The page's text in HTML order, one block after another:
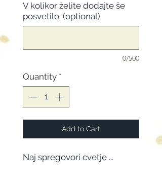
V kolikor želite dodajte še
posvetilo. (optional)
0/500
Quantity *
Add to Cart
Naj spregovori cvetje ...